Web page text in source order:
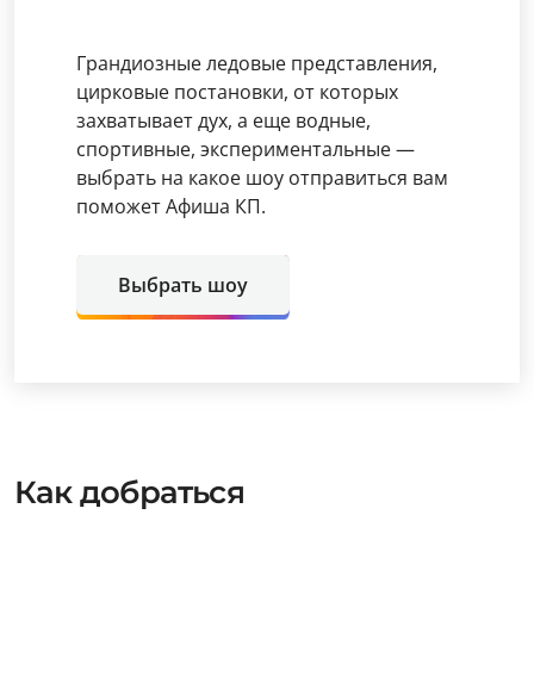
Грандиозные ледовые представления,
цирковые постановки, от которых
захватывает дух, а еще водные,
спортивные, экспериментальные —
выбрать на какое шоу отправиться вам
поможет Афиша КП.
Выбрать шоу
Как добраться